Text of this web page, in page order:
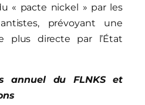
« pacte nickel » par les
prévoyant une
plus directe par l’État
annuel du FLNKS et